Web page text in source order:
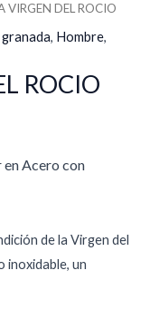
VIRGEN DEL ROCIO
granada, Hombre,
ROCIO
Acero con
de la Virgen del
inoxidable, un